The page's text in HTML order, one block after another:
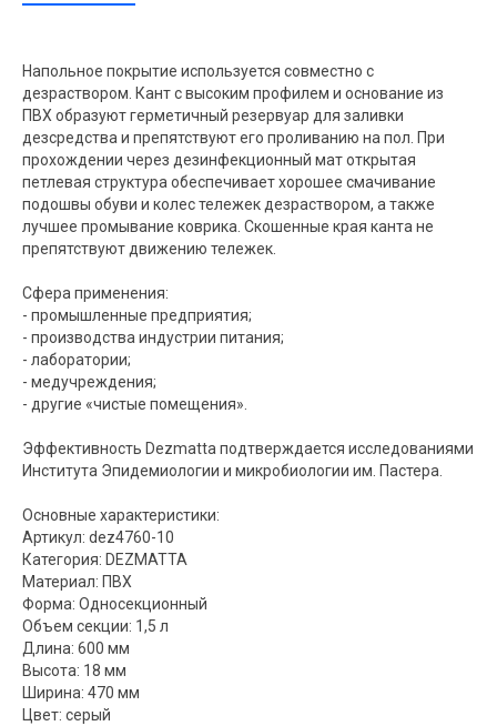
Напольное покрытие используется совместно с
дезраствором. Кант с высоким профилем и основание из
ПВХ образуют герметичный резервуар для заливки
дезсредства и препятствуют его проливанию на пол. При
прохождении через дезинфекционный мат открытая
петлевая структура обеспечивает хорошее смачивание
подошвы обуви и колес тележек дезраствором, а также
лучшее промывание коврика. Скошенные края канта не
препятствуют движению тележек.
Сфера применения:
- промышленные предприятия;
- производства индустрии питания;
- лаборатории;
- медучреждения;
- другие «чистые помещения».
Эффективность Dezmatta подтверждается исследованиями
Института Эпидемиологии и микробиологии им. Пастера.
Основные характеристики:
Артикул: dez4760-10
Категория: DEZMATTA
Материал: ПВХ
Форма: Односекционный
Объем секции: 1,5 л
Длина: 600 мм
Высота: 18 мм
Ширина: 470 мм
Цвет: серый